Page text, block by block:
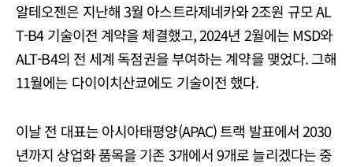
알테오젠은 지난해 3월 아스트라제네카와 2조원 규모 AL
T-B4 기술이전 계약을 체결했고, 2024년 2월에는 MSD와
ALT-B4의 전 세계 독점권을 부여하는 계약을 맺었다. 그해
11월에는 다이이치산쿄에도 기술이전 했다.
이날 전 대표는 아시아태평양(APAC) 트랙 발표에서 2030
년까지 상업화 품목을 기존 3개에서 9개로 늘리겠다는 중